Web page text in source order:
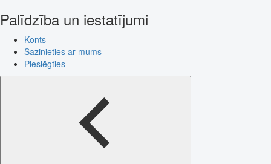
Palīdzība un iestatījumi
Konts
Sazinieties ar mums
Pieslēgties